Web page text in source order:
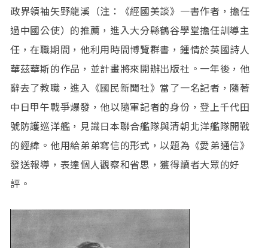
政界領袖矢野龍溪（注：《經國美談》一書作者，擔任
過中國公使）的推薦，進入大分縣鶴谷學堂擔任訓導主
任，在職期間，他利用時間博覽群書，鍾情於英國詩人
華茲華斯的作品，並計畫將來開辦出版社。一年後，他
辭去了教職，進入《國民新聞社》當了一名記者，隨著
中日甲午戰爭爆發，他以隨軍記者的身份，登上千代田
號防護巡洋艦，見識日本聯合艦隊與清朝北洋艦隊開戰
的經緯。他用給弟弟寫信的形式，以題為《愛弟通信》
發送報導，表達個人觀察和省思，獲得讀者大眾的好
評。